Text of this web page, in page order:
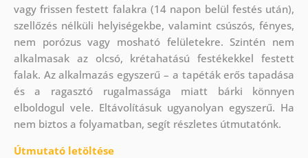
vagy frissen festett falakra (14 napon belül festés után),
szellőzés nélküli helyiségekbe, valamint csúszós, fényes,
nem porózus vagy mosható felületekre. Szintén nem
alkalmasak az olcsó, krétahatású festékekkel festett
falak. Az alkalmazás egyszerű – a tapéták erős tapadása
és a ragasztó rugalmassága miatt bárki könnyen
elboldogul vele. Eltávolításuk ugyanolyan egyszerű. Ha
nem biztos a folyamatban, segít részletes útmutatónk.
Útmutató letöltése